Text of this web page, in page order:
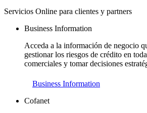
Servicios Online para clientes y partners
Business Information
Acceda a la información de negocio
gestionar los riesgos de crédito en
comerciales y tomar decisiones
Business Information
Cofanet